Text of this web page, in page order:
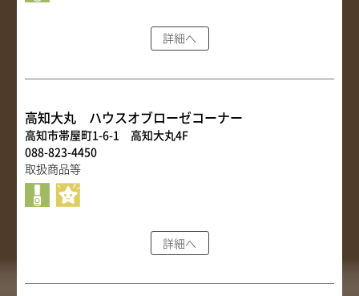
サイトマップ
詳細へ
高知大丸 ハウスオブローゼコーナー
高知市帯屋町1-6-1 高知大丸4F
088-823-4450
取扱商品等
詳細へ